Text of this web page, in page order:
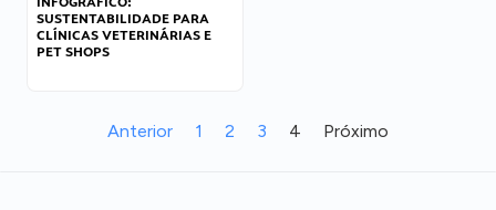
SUSTENTABILIDADE PARA
CLÍNICAS VETERINÁRIAS E
PET SHOPS
Anterior 1 2 3 4 Próximo